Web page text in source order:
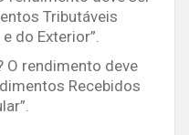
Tributáveis
do Exterior”.
O rendimento deve
Recebidos